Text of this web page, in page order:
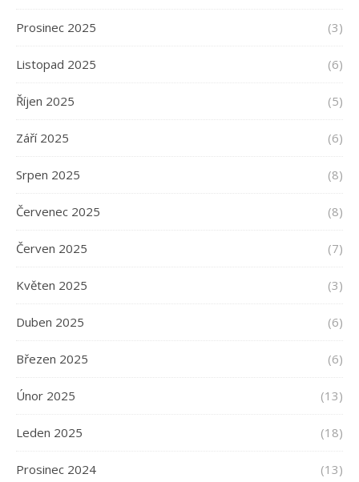
Prosinec 2025 (3)
Listopad 2025 (6)
Říjen 2025 (5)
Září 2025 (6)
Srpen 2025 (8)
Červenec 2025 (8)
Červen 2025 (7)
Květen 2025 (3)
Duben 2025 (6)
Březen 2025 (6)
Únor 2025 (13)
Leden 2025 (18)
Prosinec 2024 (13)